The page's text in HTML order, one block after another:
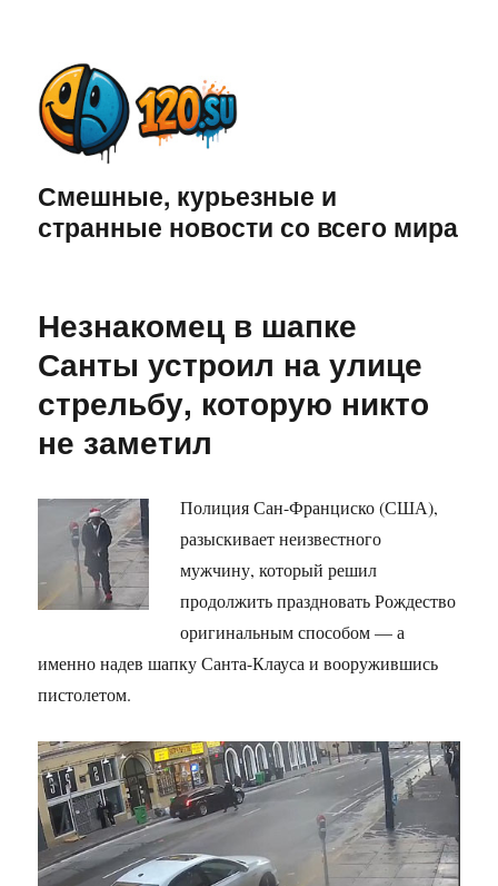
Смешные, курьезные и
странные новости со всего мира
Незнакомец в шапке
Санты устроил на улице
стрельбу, которую никто
не заметил
Полиция Сан-Франциско (США),
разыскивает неизвестного
мужчину, который решил
продолжить праздновать Рождество
оригинальным способом — а
именно надев шапку Санта-Клауса и вооружившись
пистолетом.